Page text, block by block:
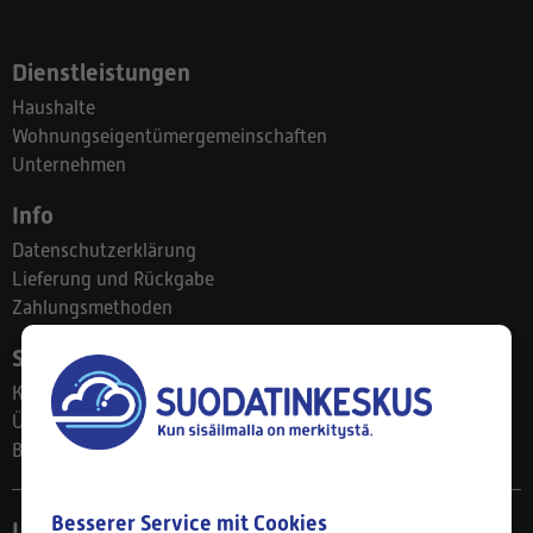
Dienstleistungen
Haushalte
Wohnungseigentümergemeinschaften
Unternehmen
Info
Datenschutzerklärung
Lieferung und Rückgabe
Zahlungsmethoden
Suodatinkeskus
Kontakt
Über uns
Blog
Besserer Service mit Cookies